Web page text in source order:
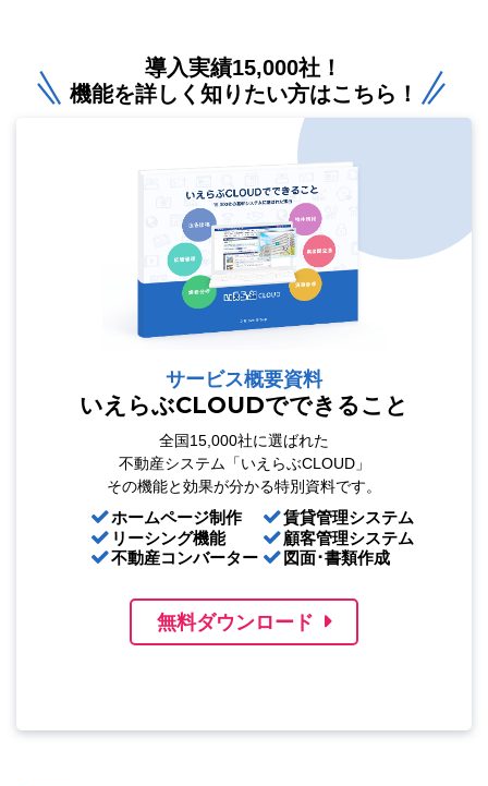
導入実績15,000社！
機能を詳しく知りたい方はこちら！
サービス概要資料
いえらぶCLOUDでできること
全国15,000社に選ばれた
不動産システム「いえらぶCLOUD」
その機能と効果が分かる特別資料です。
ホームページ制作
リーシング機能
不動産コンバーター
賃貸管理システム
顧客管理システム
図面･書類作成
無料ダウンロード